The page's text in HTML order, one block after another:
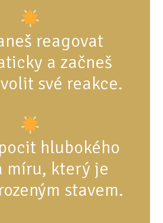
reagovat
a začneš
své reakce.
hlubokého
míru, který je
stavem.